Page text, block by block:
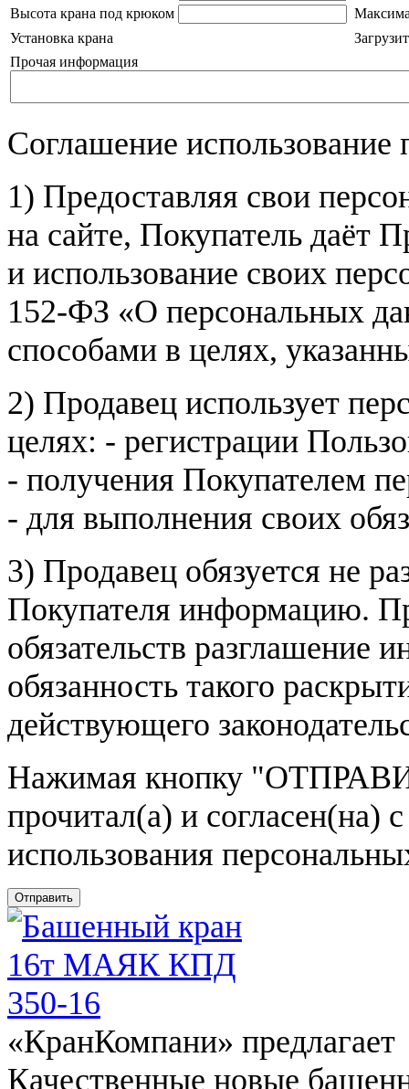
Высота крана под крюком
Установка крана
Прочая информация
Соглашение
1) Предоставляя свои
на сайте, Покупатель даёт
и использование своих
152-ФЗ «О персональных
способами в целях,
2) Продавец использует
целях: - регистрации
- получения Покупателем
- для выполнения своих
3) Продавец обязуется не
Покупателя информацию.
обязательств разглашение
обязанность такого
действующего
Нажимая кнопку
прочитал(а) и согласен(на)
использования
Отправить
«КранКомпани» предлагает
Качественные новые